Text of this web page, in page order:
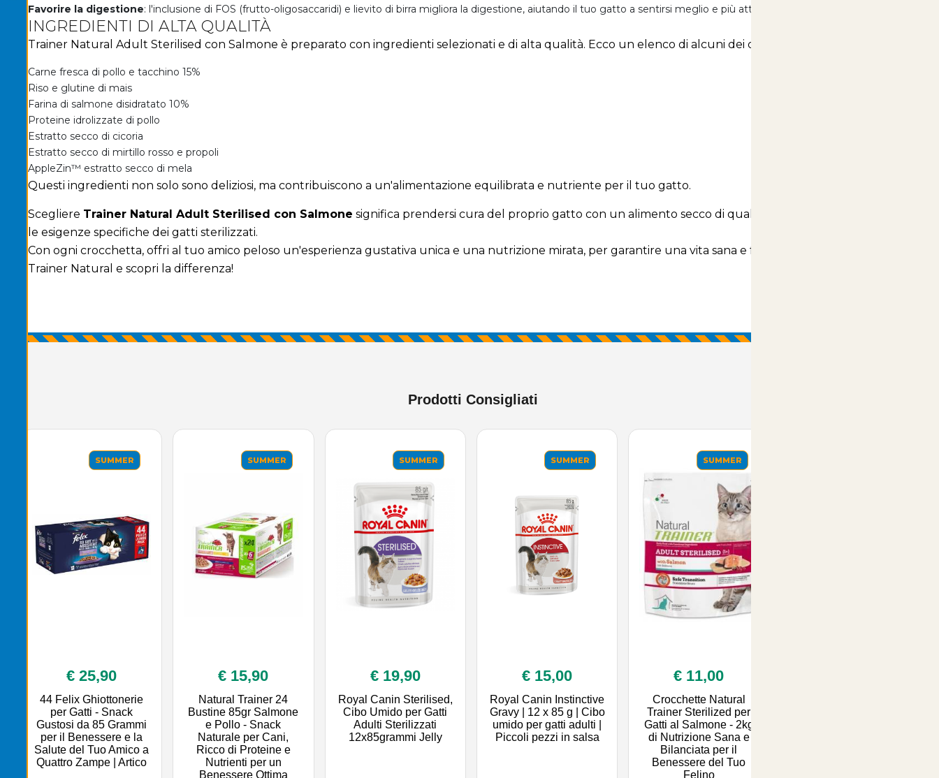
Favorire la digestione: l'inclusione di FOS (frutto-oligosaccaridi) e lievito di birra migliora la digestione, aiutando il tuo gatto a sentirsi meglio e più attivo.
INGREDIENTI DI ALTA QUALITÀ
Trainer Natural Adult Sterilised con Salmone è preparato con ingredienti selezionati e di alta qualità. Ecco un elenco di alcuni dei componenti chiave:
Carne fresca di pollo e tacchino 15%
Riso e glutine di mais
Farina di salmone disidratato 10%
Proteine idrolizzate di pollo
Estratto secco di cicoria
Estratto secco di mirtillo rosso e propoli
AppleZin™ estratto secco di mela
Questi ingredienti non solo sono deliziosi, ma contribuiscono a un'alimentazione equilibrata e nutriente per il tuo gatto.
Scegliere Trainer Natural Adult Sterilised con Salmone significa prendersi cura del proprio gatto con un alimento secco di qualità, progettato per soddisfare
le esigenze specifiche dei gatti sterilizzati.
Con ogni crocchetta, offri al tuo amico peloso un'esperienza gustativa unica e una nutrizione mirata, per garantire una vita sana e felice. Non aspettare, prova
Trainer Natural e scopri la differenza!
Prodotti Consigliati
SUMMER
€ 25,90
44 Felix Ghiottonerie
per Gatti - Snack
Gustosi da 85 Grammi
per il Benessere e la
Salute del Tuo Amico a
Quattro Zampe | Artico
SUMMER
€ 15,90
Natural Trainer 24
Bustine 85gr Salmone
e Pollo - Snack
Naturale per Cani,
Ricco di Proteine e
Nutrienti per un
Benessere Ottima
SUMMER
€ 19,90
Royal Canin Sterilised,
Cibo Umido per Gatti
Adulti Sterilizzati
12x85grammi Jelly
SUMMER
€ 15,00
Royal Canin Instinctive
Gravy | 12 x 85 g | Cibo
umido per gatti adulti |
Piccoli pezzi in salsa
SUMMER
€ 11,00
Crocchette Natural
Trainer Sterilized per
Gatti al Salmone - 2kg
di Nutrizione Sana e
Bilanciata per il
Benessere del Tuo
Felino